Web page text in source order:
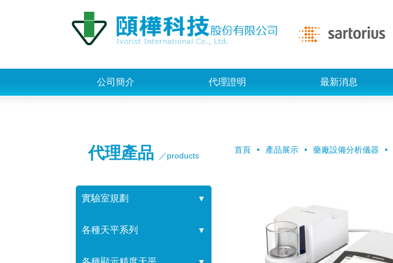
公司簡介 代理證明 最新消息
代理產品 ／products
實驗室規劃 ▼
各種天平系列 ▼
首頁 產品展示 藥廠設備分析儀器